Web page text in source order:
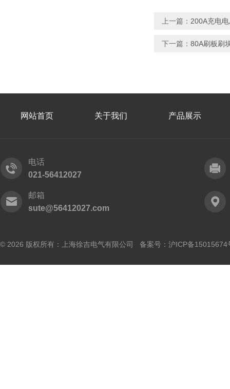
上一篇： 200A充电
下一篇： 80A刷板刷
网站首页 关于我们 产品展示
电话
021-56412027
邮箱
sute@56412027.com
© 2026 版权所有：上海徐吉电气有限公司 备案号： 沪ICP备15015674